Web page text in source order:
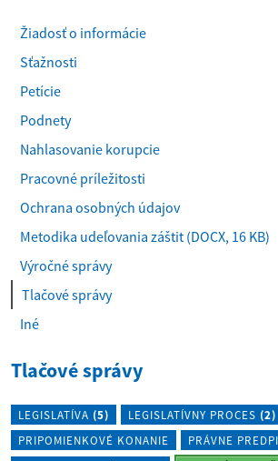
Žiadosť o informácie
Sťažnosti
Petície
Podnety
Nahlasovanie korupcie
Pracovné príležitosti
Ochrana osobných údajov
Metodika udeľovania záštit (DOCX, 16 KB)
Výročné správy
Tlačové správy(
u
n
e
Iné
Tlačové správy
LEGISLATÍVA (5) LEGISLATÍVNY PROCES (2)
PRIPOMIENKOVÉ KONANIE
PRÁVNE